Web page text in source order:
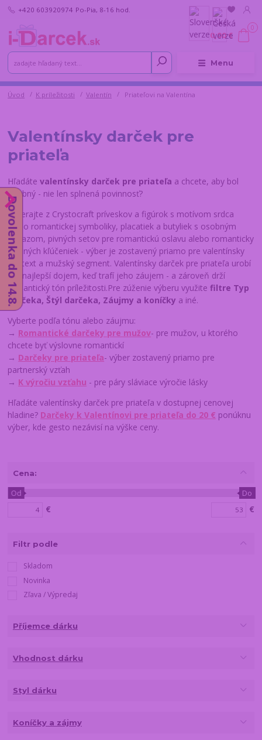
Menu
+420 603920974 Po-Pia, 8-16 hod.
0
0,00 €
Úvod K príležitosti Valentín Priateľovi na Valentína
Valentínsky darček pre
priateľa
Hľadátevalentínsky darček pre priateľa a chcete, aby bol
osobný - nie len splnená povinnosť?
Vyberajte z Crystocraft príveskov a figúrok s motívom srdca
alebo romantickej symboliky, placatiek a butyliek s osobným
odkazom, pivných setov pre romantickú oslavu alebo romanticky
ladených kľúčeniek - výber je zostavený priamo pre valentínsky
kontext a mužský segment. Valentínsky darček pre priateľa urobí
ten najlepší dojem, keď trafí jeho záujem - a zároveň drží
romantický tón príležitosti.Pre zúženie výberu využitefiltre Typ
darčeka, Štýl darčeka, Záujmy a koníčky a iné.
Vyberte podľa tónu alebo záujmu:
→ Romantické darčeky pre mužov- pre mužov, u ktorého
chcete byť výslovne romantickí
→ Darčeky pre priateľa- výber zostavený priamo pre
partnerský vzťah
→ K výročiu vzťahu - pre páry sláviace výročie lásky
Hľadáte valentínsky darček pre priateľa v dostupnej cenovej
hladine? Darčeky k Valentínovi pre priateľa do 20 € ponúknu
výber, kde gesto nezávisí na výške ceny.
Cena:
€
Od Do
€
Filtr podle
Skladom
Novinka
Zľava / Výpredaj
Příjemce dárku
Vhodnost dárku
Styl dárku
Koníčky a zájmy
Dovolenka do 14.8.